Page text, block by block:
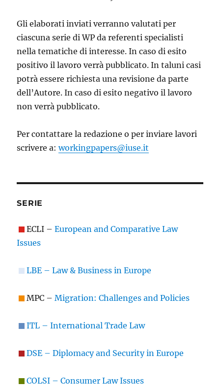
Gli elaborati inviati verranno valutati per
ciascuna serie di WP da referenti specialisti
nella tematiche di interesse. In caso di esito
positivo il lavoro verrà pubblicato. In taluni casi
potrà essere richiesta una revisione da parte
dell’Autore. In caso di esito negativo il lavoro
non verrà pubblicato.
Per contattare la redazione o per inviare lavori
scrivere a:workingpapers@iuse.it
SERIE
ECLI –European and Comparative Law
Issues
LBE – Law & Business in Europe
MPC –Migration: Challenges and Policies
ITL – International Trade Law
DSE – Diplomacy and Security in Europe
COLSI – Consumer Law Issues